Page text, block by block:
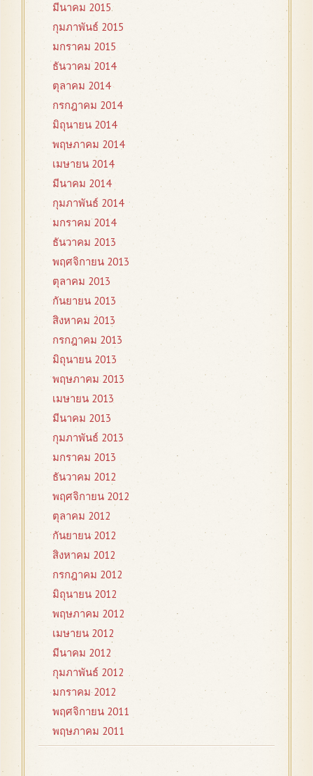
มีนาคม 2015
กุมภาพันธ์ 2015
มกราคม 2015
ธันวาคม 2014
ตุลาคม 2014
กรกฎาคม 2014
มิถุนายน 2014
พฤษภาคม 2014
เมษายน 2014
มีนาคม 2014
กุมภาพันธ์ 2014
มกราคม 2014
ธันวาคม 2013
พฤศจิกายน 2013
ตุลาคม 2013
กันยายน 2013
สิงหาคม 2013
กรกฎาคม 2013
มิถุนายน 2013
พฤษภาคม 2013
เมษายน 2013
มีนาคม 2013
กุมภาพันธ์ 2013
มกราคม 2013
ธันวาคม 2012
พฤศจิกายน 2012
ตุลาคม 2012
กันยายน 2012
สิงหาคม 2012
กรกฎาคม 2012
มิถุนายน 2012
พฤษภาคม 2012
เมษายน 2012
มีนาคม 2012
กุมภาพันธ์ 2012
มกราคม 2012
พฤศจิกายน 2011
พฤษภาคม 2011